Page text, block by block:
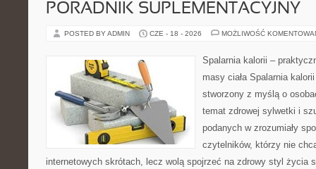
PORADNIK SUPLEMENTACYJNY
POSTED BY ADMIN CZE - 18 - 2026 MOŻLIWOŚĆ
Spalarnia kalorii –
masy ciała Spalarnia
stworzony z myślą o
temat zdrowej sylwetki i
podanych w zrozumiały
czytelników, którzy nie
internetowych skrótach, lecz wolą spojrzeć na zdrowy styl życia